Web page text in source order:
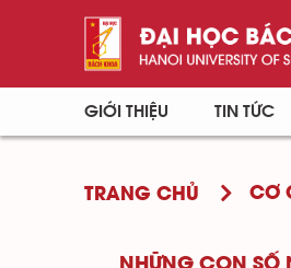
GIỚI THIỆU TIN TỨC
TRANG CHỦ CƠ